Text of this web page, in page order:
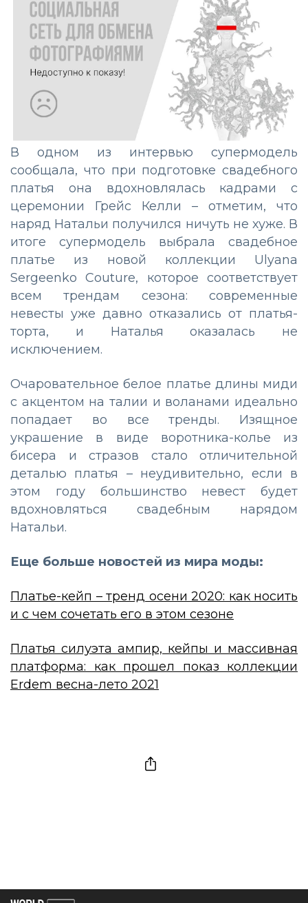
В одном из интервью супермодель
сообщала, что при подготовке свадебного
платья она вдохновлялась кадрами с
церемонии Грейс Келли – отметим, что
наряд Натальи получился ничуть не хуже. В
итоге супермодель выбрала свадебное
платье из новой коллекции Ulyana
Sergeenko Couture, которое соответствует
всем трендам сезона: современные
невесты уже давно отказались от платья-
торта, и Наталья оказалась не
исключением.
Очаровательное белое платье длины миди
с акцентом на талии и воланами идеально
попадает во все тренды. Изящное
украшение в виде воротника-колье из
бисера и стразов стало отличительной
деталью платья –неудивительно, если в
этом году большинство невест будет
вдохновляться свадебным нарядом
Натальи.
Еще больше новостей из мира моды:
Платье-кейп – тренд осени 2020: как носить
и с чем сочетать его в этом сезоне
Платья силуэта ампир, кейпы и массивная
платформа: как прошел показ коллекции
Erdem весна-лето 2021